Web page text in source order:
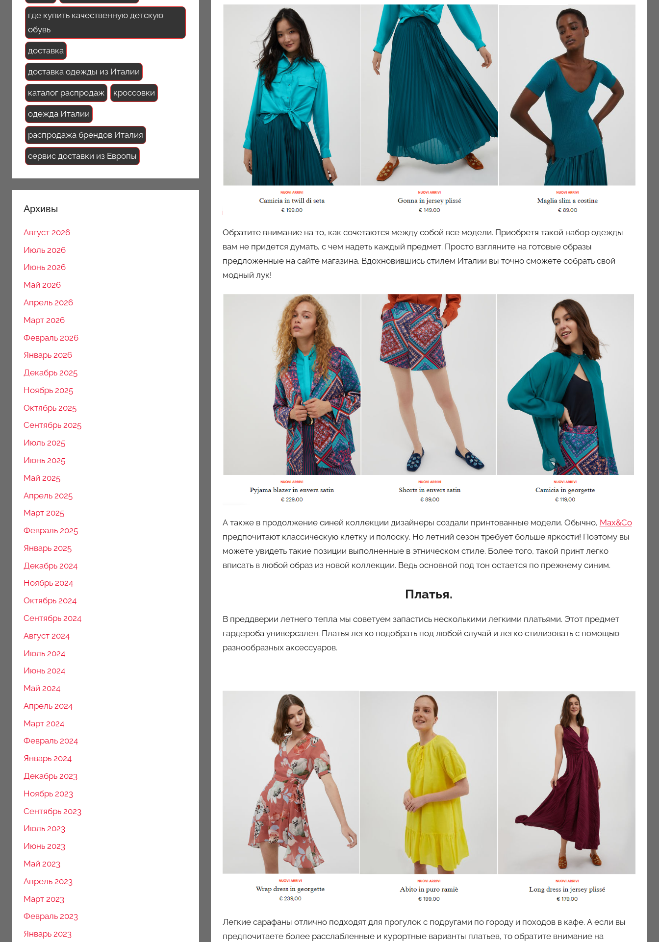
Обратите внимание на то, как сочетаются между собой все модели. Приобретя такой набор одежды
вам не придется думать, с чем надеть каждый предмет. Просто взгляните на готовые образы
предложенные на сайте магазина. Вдохновившись стилем Италии вы точно сможете собрать свой
модный лук!
А также в продолжение синей коллекции дизайнеры создали принтованные модели. Обычно, Max&Co
предпочитают классическую клетку и полоску. Но летний сезон требует больше яркости! Поэтому вы
можете увидеть такие позиции выполненные в этническом стиле. Более того, такой принт легко
вписать в любой образ из новой коллекции. Ведь основной под тон остается по прежнему синим.
Платья.
В преддверии летнего тепла мы советуем запастись несколькими легкими платьями. Этот предмет
гардероба универсален. Платья легко подобрать под любой случай и легко стилизовать с помощью
разнообразных аксессуаров.
Легкие сарафаны отлично подходят для прогулок с подругами по городу и походов в кафе. А если вы
предпочитаете более расслабленные и курортные варианты платьев, то обратите внимание на
где купить качественную детскую
обувь
доставка
доставка одежды из Италии
каталог распродаж кроссовки
одежда Италии
распродажа брендов Италия
сервис доставки из Европы
Архивы
Август 2026
Июль 2026
Июнь 2026
Май 2026
Апрель 2026
Март 2026
Февраль 2026
Январь 2026
Декабрь 2025
Ноябрь 2025
Октябрь 2025
Сентябрь 2025
Июль 2025
Июнь 2025
Май 2025
Апрель 2025
Март 2025
Февраль 2025
Январь 2025
Декабрь 2024
Ноябрь 2024
Октябрь 2024
Сентябрь 2024
Август 2024
Июль 2024
Июнь 2024
Май 2024
Апрель 2024
Март 2024
Февраль 2024
Январь 2024
Декабрь 2023
Ноябрь 2023
Сентябрь 2023
Июль 2023
Июнь 2023
Май 2023
Апрель 2023
Март 2023
Февраль 2023
Январь 2023